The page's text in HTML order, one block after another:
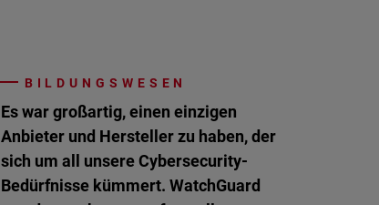
BILDUNGSWESEN
Es war großartig, einen einzigen
Anbieter und Hersteller zu haben, der
sich um all unsere Cybersecurity-
Bedürfnisse kümmert. WatchGuard